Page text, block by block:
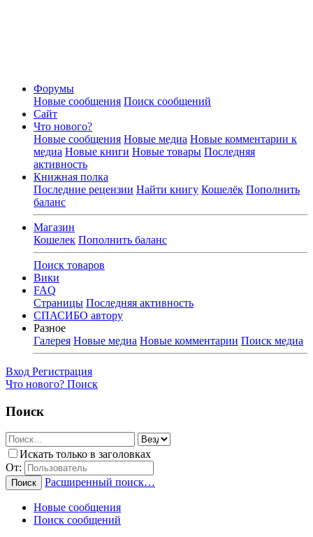
Форумы
Новые сообщения Поиск сообщений
Сайт
Что нового?
Новые сообщения Новые медиа Новые комментарии к
медиа Новые книги Новые товары Последняя
активность
Книжная полка
Последние рецензии Найти книгу Кошелёк Пополнить
баланс
Магазин
Кошелек Пополнить баланс
Поиск товаров
Вики
FAQ
Страницы Последняя активность
СПАСИБО автору
Разное
Галерея Новые медиа Новые комментарии Поиск медиа
Вход Регистрация
Что нового? Поиск
Поиск
Искать только в заголовках
От:
Поиск Расширенный поиск…
Новые сообщения
Поиск сообщений